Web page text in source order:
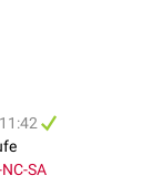
NC-SA